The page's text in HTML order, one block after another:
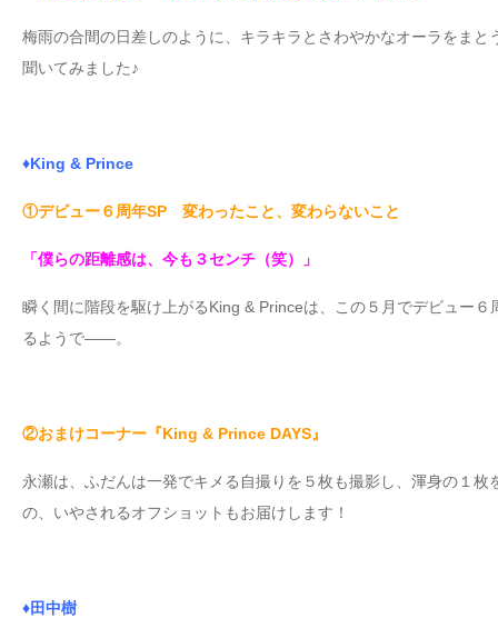
梅雨の合間の日差しのように、キラキラとさわやかなオーラをま
聞いてみました♪
♦King & Prince
①デビュー６周年SP 変わったこと、変わらないこと
「僕らの距離感は、今も３センチ（笑）」
瞬く間に階段を駆け上がるKing & Princeは、この５月でデビュー
るようで――。
②おまけコーナー『King & Prince DAYS』
永瀬は、ふだんは一発でキメる自撮りを５枚も撮影し、渾身の１
の、いやされるオフショットもお届けします！
♦田中樹